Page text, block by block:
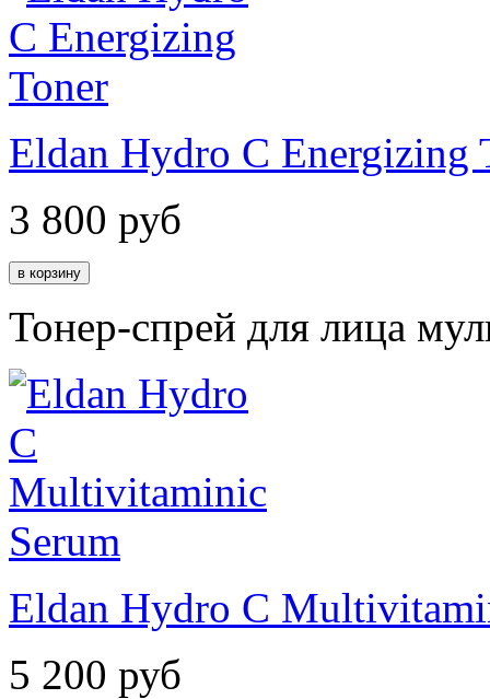
Eldan Hydro C Energizing
3 800 руб
Тонер-спрей для лица
Eldan Hydro C
5 200 руб